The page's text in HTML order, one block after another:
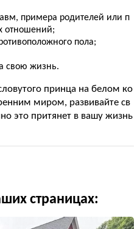
примера родителей или п
отношений;
пола;
свою жизнь.
принца на белом ко
миром, развивайте св
это притянет в вашу жизнь
страницах: